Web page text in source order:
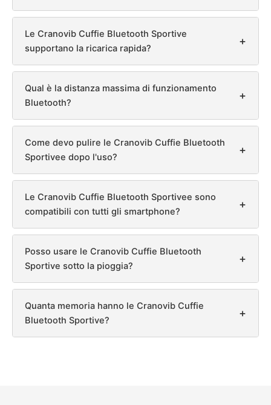
Le Cranovib Cuffie Bluetooth Sportive
supportano la ricarica rapida?
+
Qual è la distanza massima di funzionamento
Bluetooth?
+
Come devo pulire le Cranovib Cuffie Bluetooth
Sportivee dopo l'uso?
+
Le Cranovib Cuffie Bluetooth Sportivee sono
compatibili con tutti gli smartphone?
+
Posso usare le Cranovib Cuffie Bluetooth
Sportive sotto la pioggia?
+
Quanta memoria hanno le Cranovib Cuffie
Bluetooth Sportive?
+